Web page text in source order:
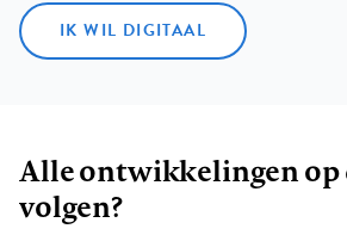
IK WIL DIGITAAL
Alle ontwikkelingen op
volgen?